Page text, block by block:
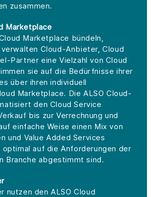
zusammen.
Marketplace
Marketplace bündeln,
Cloud-Anbieter, Cloud
Partner eine Vielzahl von Cloud
sie auf die Bedürfnisse ihrer
über ihren individuell
Marketplace. Die ALSO Cloud-
den Cloud Service
bis zur Verrechnung und
einfache Weise einen Mix von
und Value Added Services
auf die Anforderungen der
Branche abgestimmt sind.
nutzen den ALSO Cloud